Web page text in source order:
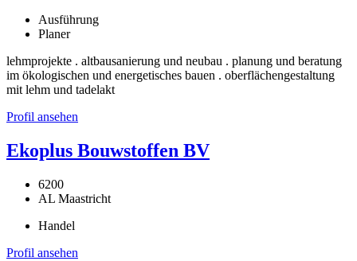
Ausführung
Planer
lehmprojekte . altbausanierung und neubau . planung und beratung
im ökologischen und energetisches bauen . oberflächengestaltung
mit lehm und tadelakt
Profil ansehen
Ekoplus Bouwstoffen BV
6200
AL Maastricht
Handel
Profil ansehen